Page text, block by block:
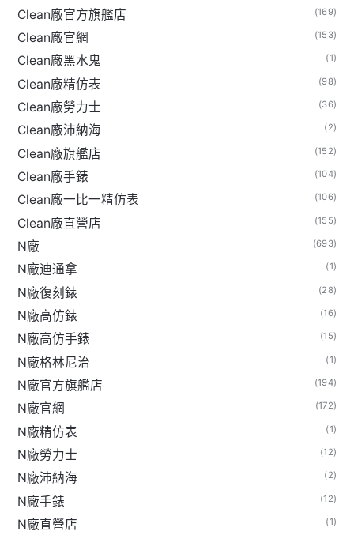
Clean廠官方旗艦店 (169)
Clean廠官網 (153)
Clean廠黑水鬼 (1)
Clean廠精仿表 (98)
Clean廠勞力士 (36)
Clean廠沛納海 (2)
Clean廠旗艦店 (152)
Clean廠手錶 (104)
Clean廠一比一精仿表 (106)
Clean廠直營店 (155)
N廠 (693)
N廠迪通拿 (1)
N廠復刻錶 (28)
N廠高仿錶 (16)
N廠高仿手錶 (15)
N廠格林尼治 (1)
N廠官方旗艦店 (194)
N廠官網 (172)
N廠精仿表 (1)
N廠勞力士 (12)
N廠沛納海 (2)
N廠手錶 (12)
N廠直營店 (1)